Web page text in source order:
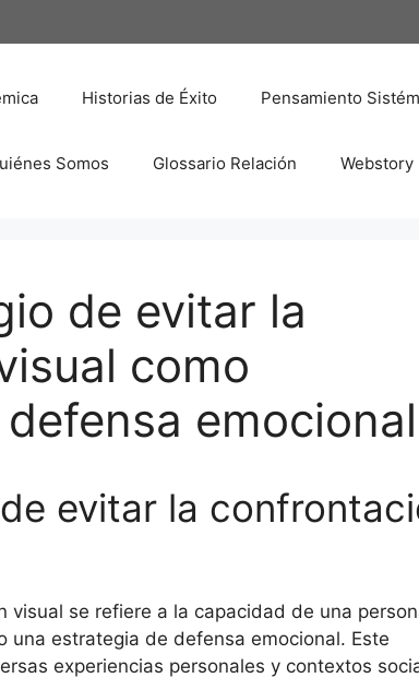
Historias de Éxito Pensamiento
Somos Glossario Relación Webstory
de evitar la
como
emocional
evitar la
visual se refiere a la capacidad de una
una estrategia de defensa emocional. Este
experiencias personales y contextos